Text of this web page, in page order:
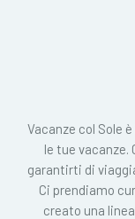
Vacanze col Sole
le tue
garantirti di
Ci prendiamo
creato una